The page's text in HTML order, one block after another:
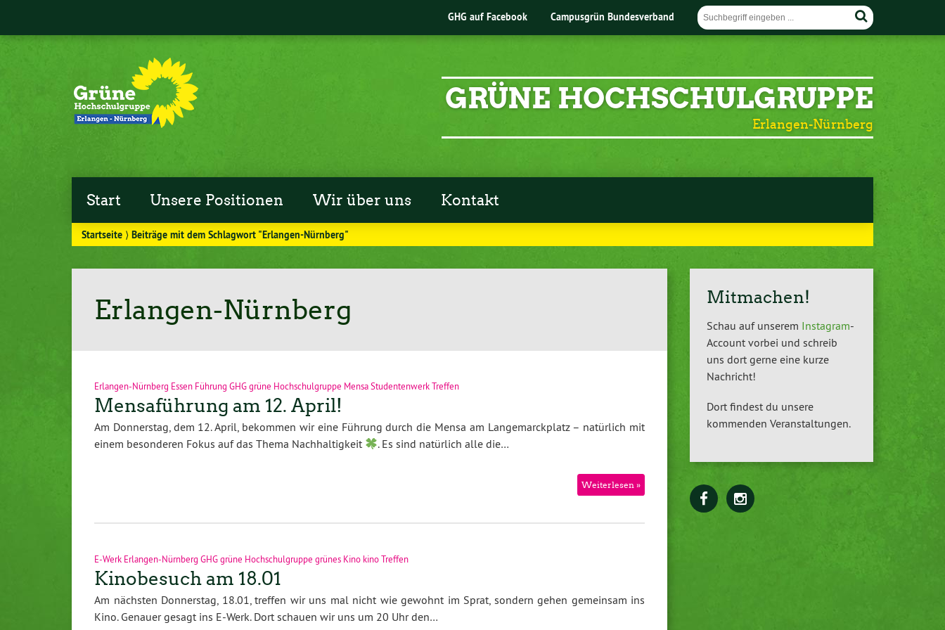
GHG auf Facebook Campusgrün Bundesverband
GRÜNE HOCHSCHULGRUPPE
Erlangen-Nürnberg
Start Unsere Positionen Wir über uns Kontakt
Startseite ⟩Beiträge mit dem Schlagwort "Erlangen-Nürnberg"
Erlangen-Nürnberg
Erlangen-Nürnberg Essen Führung GHG grüne Hochschulgruppe Mensa Studentenwerk Treffen
Mensaführung am 12. April!
Am Donnerstag, dem 12. April, bekommen wir eine Führung durch die Mensa am Langemarckplatz – natürlich mit
einem besonderen Fokus auf das Thema Nachhaltigkeit
. Es sind natürlich alle die…
Weiterlesen »
E-Werk Erlangen-Nürnberg GHG grüne Hochschulgruppe grünes Kino kino Treffen
Kinobesuch am 18.01
Am nächsten Donnerstag, 18.01, treffen wir uns mal nicht wie gewohnt im Sprat, sondern gehen gemeinsam ins
Kino. Genauer gesagt ins E-Werk. Dort schauen wir uns um 20 Uhr den…
Mitmachen!
Schau auf unserem Instagram-
Account vorbei und schreib
uns dort gerne eine kurze
Nachricht!
Dort findest du unsere
kommenden Veranstaltungen.